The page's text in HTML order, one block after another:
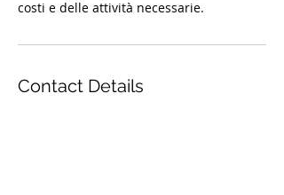
Contact Details